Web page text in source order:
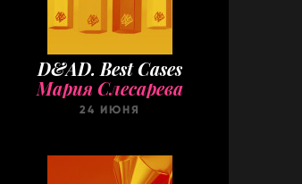
D&AD. Best Cases
Мария Слесарева
24 ИЮНЯ